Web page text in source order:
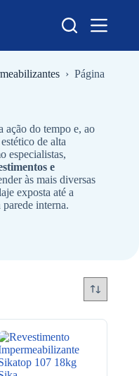
› Página
ação do tempo e, ao
de alta
especialistas,
e
às mais diversas
exposta até a
interna.